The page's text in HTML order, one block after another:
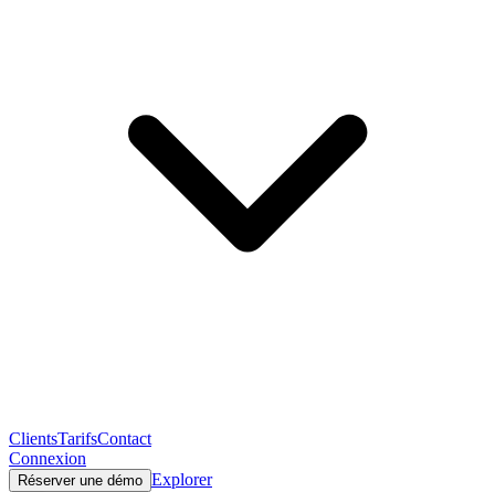
ClientsTarifsContact
Connexion
Réserver une démo Explorer